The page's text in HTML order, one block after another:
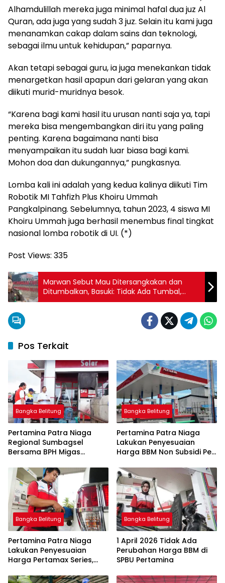
Alhamdulillah mereka juga minimal hafal dua juz Al
Quran, ada juga yang sudah 3 juz. Selain itu kami juga
menanamkan cakap dalam sains dan teknologi,
sebagai ilmu untuk kehidupan,” paparnya.
Akan tetapi sebagai guru, ia juga menekankan tidak
menargetkan hasil apapun dari gelaran yang akan
diikuti murid-muridnya besok.
“Karena bagi kami hasil itu urusan nanti saja ya, tapi
mereka bisa mengembangkan diri itu yang paling
penting. Karena bagaimana nanti bisa
menyampaikan itu sudah luar biasa bagi kami.
Mohon doa dan dukungannya,” pungkasnya.
Lomba kali ini adalah yang kedua kalinya diikuti Tim
Robotik MI Tahfizh Plus Khoiru Ummah
Pangkalpinang. Sebelumnya, tahun 2023, 4 siswa MI
Khoiru Ummah juga berhasil menembus final tingkat
nasional lomba robotik di UI. (*)
Post Views: 335
Marwan Sebut Mau Ditersangkakan dan
Ditumbalkan, Basuki: Tidak Ada Tumbal,
Penyidik Dipastikan Profesional
Pos Terkait
Bangka Belitung
Pertamina Patra Niaga
Regional Sumbagsel
Bersama BPH Migas
Penyaluran BBM Subsidi
bagi Nelayan melalui
Aplikasi XSTAR
Bangka Belitung
Pertamina Patra Niaga
Lakukan Penyesuaian
Harga BBM Non Subsidi Per
Bangka Belitung
Pertamina Patra Niaga
Lakukan Penyesuaian
Harga Pertamax Series,
Subsidi Tetap
Bangka Belitung
1 April 2026 Tidak Ada
Perubahan Harga BBM di
SPBU Pertamina